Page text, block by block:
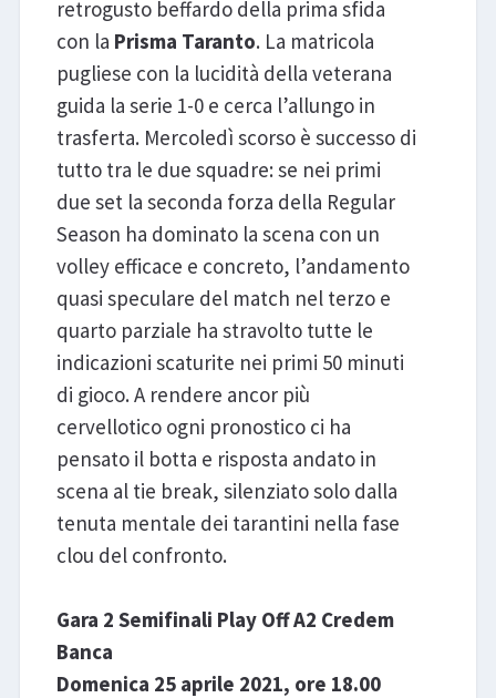
retrogusto beffardo della prima sfida
con la Prisma Taranto. La matricola
pugliese con la lucidità della veterana
guida la serie 1-0 e cerca l’allungo in
trasferta. Mercoledì scorso è successo di
tutto tra le due squadre: se nei primi
due set la seconda forza della Regular
Season ha dominato la scena con un
volley efficace e concreto, l’andamento
quasi speculare del match nel terzo e
quarto parziale ha stravolto tutte le
indicazioni scaturite nei primi 50 minuti
di gioco. A rendere ancor più
cervellotico ogni pronostico ci ha
pensato il botta e risposta andato in
scena al tie break, silenziato solo dalla
tenuta mentale dei tarantini nella fase
clou del confronto.
Gara 2 Semifinali Play Off A2 Credem
Banca
Domenica 25 aprile 2021, ore 18.00